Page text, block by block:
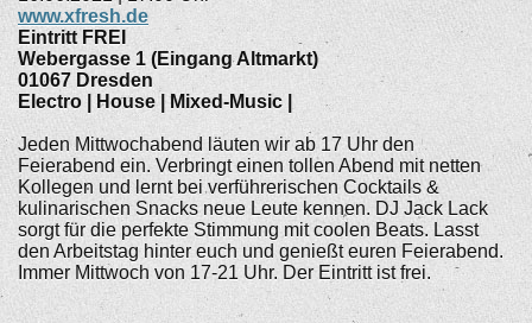
www.xfresh.de
Eintritt FREI
Webergasse 1 (Eingang Altmarkt)
01067 Dresden
Electro | House | Mixed-Music |
Jeden Mittwochabend läuten wir ab 17 Uhr den
Feierabend ein. Verbringt einen tollen Abend mit netten
Kollegen und lernt bei verführerischen Cocktails &
kulinarischen Snacks neue Leute kennen. DJ Jack Lack
sorgt für die perfekte Stimmung mit coolen Beats. Lasst
den Arbeitstag hinter euch und genießt euren Feierabend.
Immer Mittwoch von 17-21 Uhr. Der Eintritt ist frei.